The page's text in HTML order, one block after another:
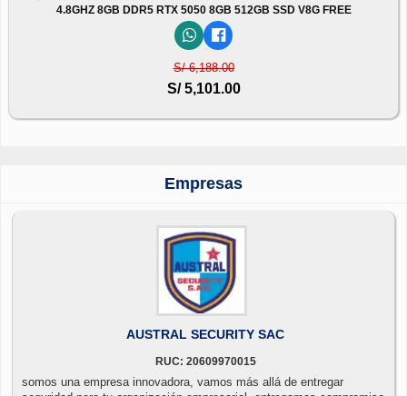
4.8GHZ 8GB DDR5 RTX 5050 8GB 512GB SSD V8G FREE
S/ 6,188.00
S/ 5,101.00
Empresas
AUSTRAL SECURITY SAC
RUC: 20609970015
somos una empresa innovadora, vamos más allá de entregar